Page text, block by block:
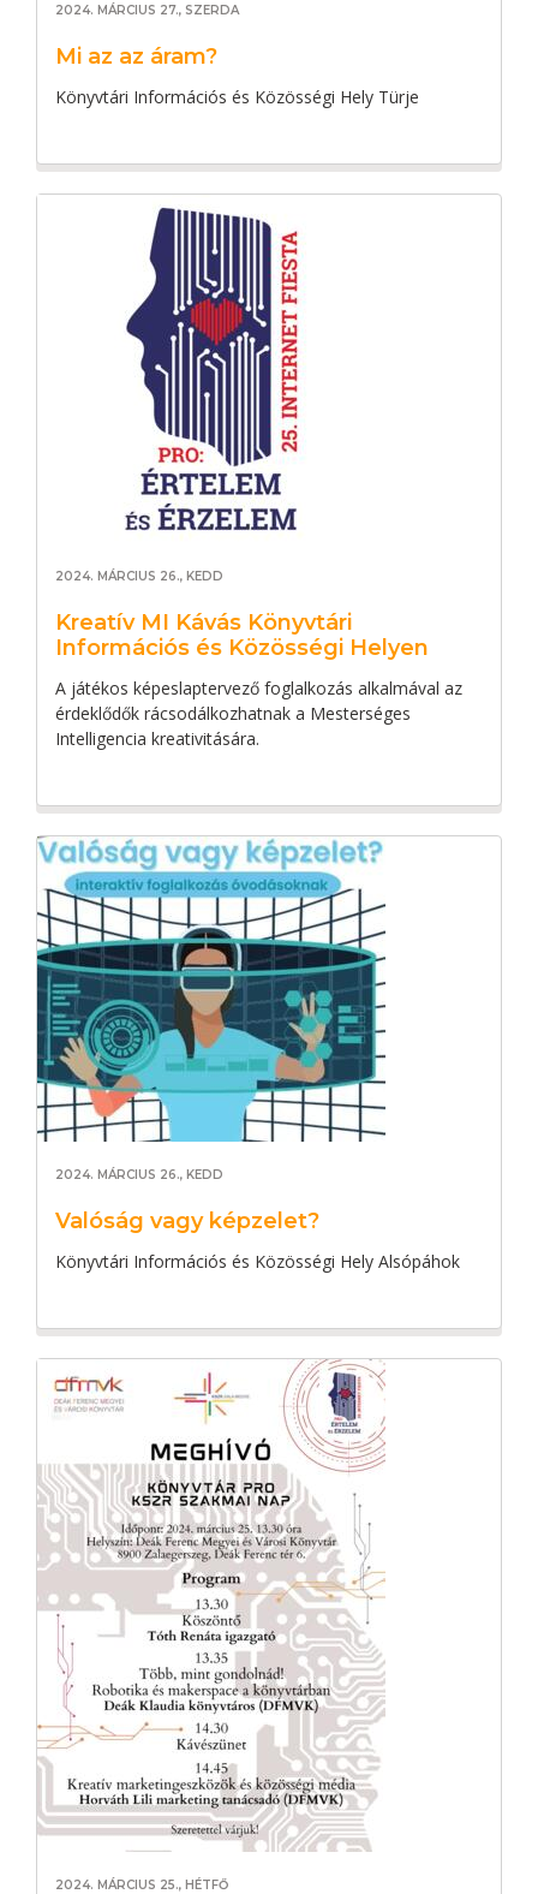
2024. MÁRCIUS 27., SZERDA
Mi az az áram?
Könyvtári Információs és Közösségi Hely Türje
2024. MÁRCIUS 26., KEDD
Kreatív MI Kávás Könyvtári
Információs és Közösségi Helyen
A játékos képeslaptervező foglalkozás alkalmával az
érdeklődők rácsodálkozhatnak a Mesterséges
Intelligencia kreativitására.
2024. MÁRCIUS 26., KEDD
Valóság vagy képzelet?
Könyvtári Információs és Közösségi Hely Alsópáhok
2024. MÁRCIUS 25., HÉTFŐ